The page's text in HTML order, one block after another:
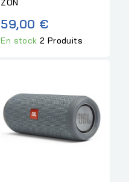
ZON
59,00 €
En stock2 Produits